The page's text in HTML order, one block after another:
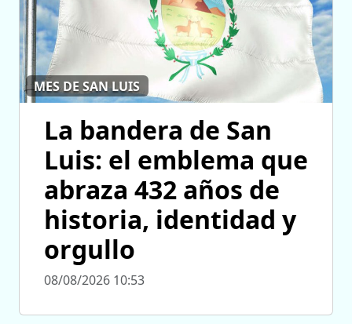
MES DE SAN LUIS
La bandera de San
Luis: el emblema que
abraza 432 años de
historia, identidad y
orgullo
08/08/2026 10:53